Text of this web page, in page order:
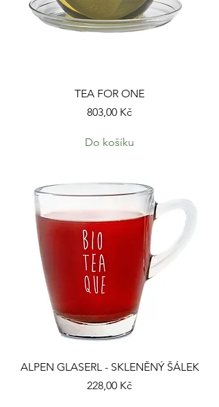
TEA FOR ONE
Cena
803,00 Kč
Do košíku
ALPEN GLASERL - SKLENĚNÝ ŠÁLEK
Cena
228,00 Kč